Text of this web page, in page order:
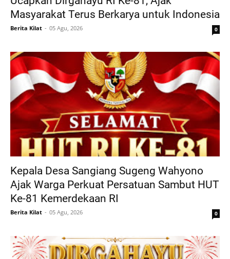
Masyarakat Terus Berkarya untuk Indonesia
Berita Kilat 05 Agu, 2026 0
Kepala Desa Sangiang Sugeng Wahyono
Ajak Warga Perkuat Persatuan Sambut HUT
Ke-81 Kemerdekaan RI
Berita Kilat 05 Agu, 2026 0